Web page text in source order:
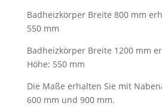
Badheizkörper Breite 800 mm
550 mm
Badheizkörper Breite 1200 mm
Höhe: 550 mm
Die Maße erhalten Sie mit
600 mm und 900 mm.